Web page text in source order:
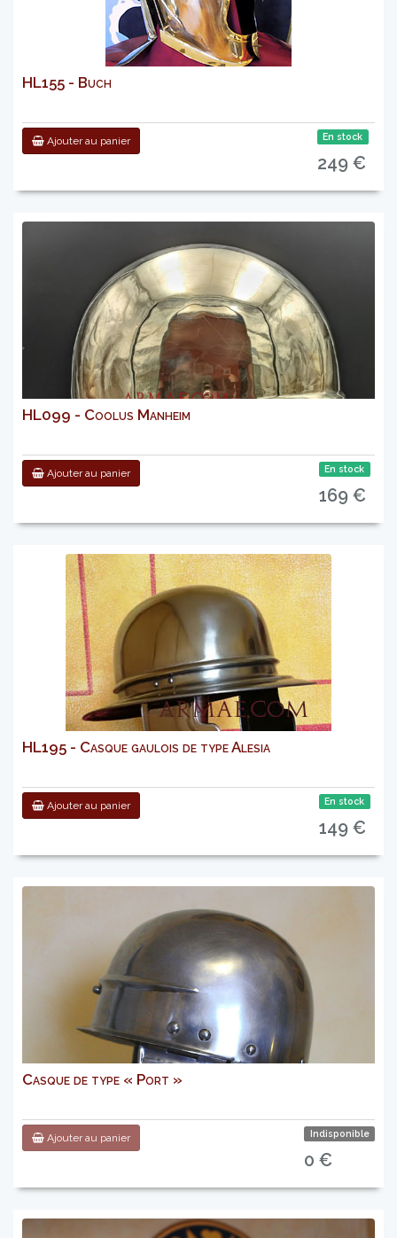
HL155 - Buch
Ajouter au panier En stock
249 €
HL099 - Coolus Manheim
Ajouter au panier En stock
169 €
HL195 - Casque gaulois de type Alesia
Ajouter au panier En stock
149 €
Casque de type « Port »
Ajouter au panier Indisponible
0 €